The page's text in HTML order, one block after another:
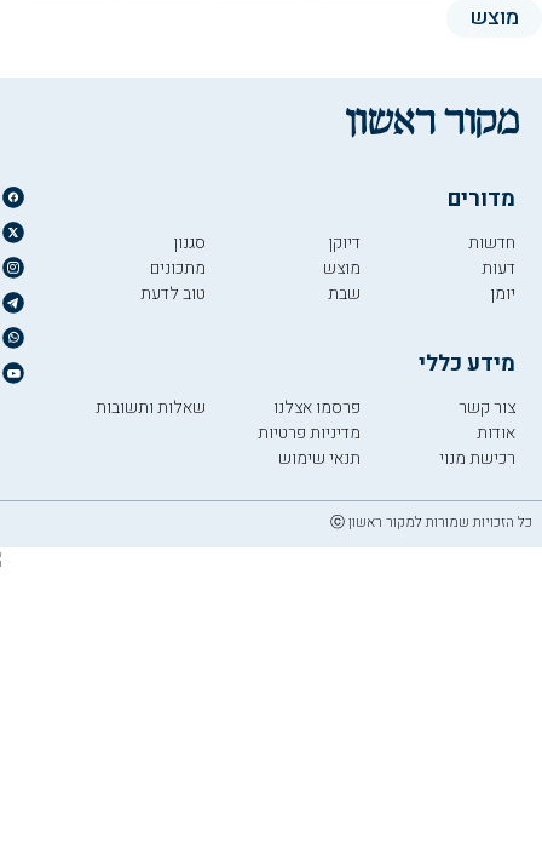
מוצש
מדורים
חדשות
דעות
יומן
דיוקן
מוצש
שבת
סגנון
מתכונים
טוב לדעת
מידע כללי
צור קשר
אודות
רכישת מנוי
פרסמו אצלנו
מדיניות פרטיות
תנאי שימוש
שאלות ותשובות
כל הזכויות שמורות למקור ראשון ⓒ